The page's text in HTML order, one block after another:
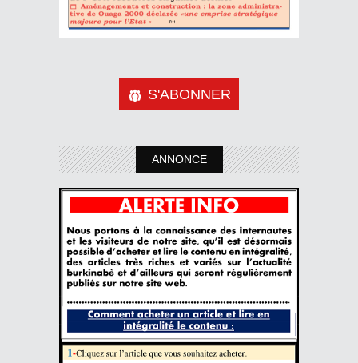
S'ABONNER
ANNONCE